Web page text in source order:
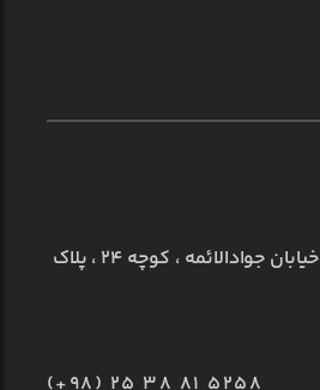
استان قم ، شهر قم ، خیابان جوادالائمه ، کوچه ۲۴ ، پلاک